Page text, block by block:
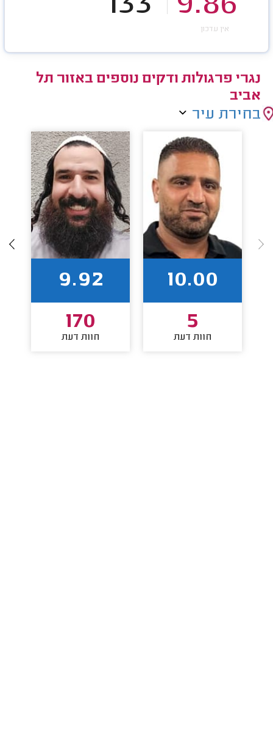
אין עדכון
נגרי פרגולות ודקים נוספים באזור תל
אביב
בחירת עיר
10.00
5
חוות דעת
9.92
170
חוות דעת